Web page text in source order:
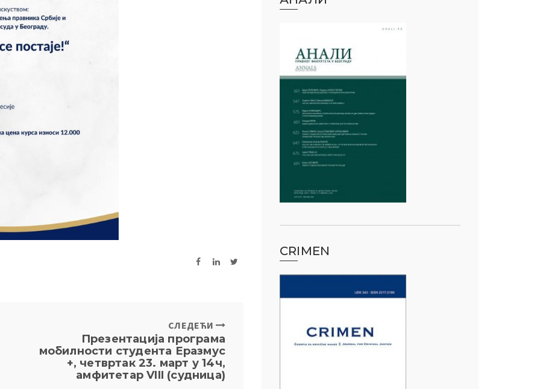
СЛЕДЕЋИ
Презентација програма
мобилности студента Еразмус
+, четвртак 23. март у 14ч,
амфитетар VIII (судница)
CRIMEN